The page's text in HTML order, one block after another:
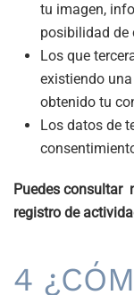
tu imagen,
posibilidad de
Los que
existiendo
obtenido tu
Los datos de
Puedes consultar
registro de
4